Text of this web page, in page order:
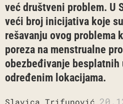
već društveni problem. U
veći broj inicijativa koje
rešavanju ovog problema
poreza na menstrualne
obezbeđivanje besplatnih
određenim lokacijama.
Slavica Trifunović